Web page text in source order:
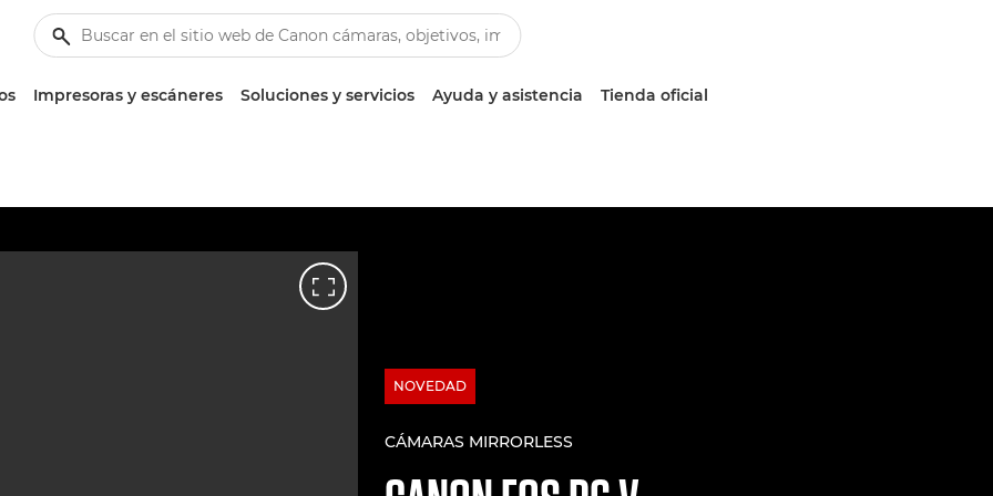
Impresoras y escáneres Soluciones y servicios Ayuda y asistencia Tienda oficial
NOVEDAD
CÁMARAS MIRRORLESS